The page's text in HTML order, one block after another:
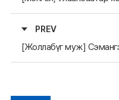
PREV